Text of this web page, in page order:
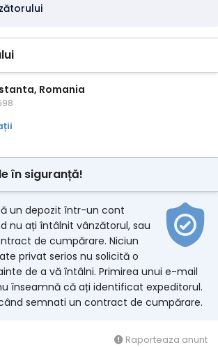
Romania
în siguranță!
un depozit într-un cont
nu ați întâlnit vânzătorul, sau
de cumpărare. Niciun
privat serios nu solicită o
de a vă întâlni. Primirea unui e-mail
înseamnă că ați identificat expeditorul.
semnati un contract de cumpărare.
Raporteaza anunt